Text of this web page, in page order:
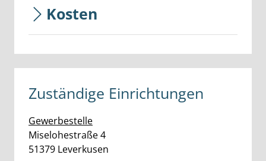
Kosten
Zuständige Einrichtungen
Gewerbestelle
Straße:
MiselohestraßeHausnummer:
4
PLZ:
51379 Ort:
Leverkusen